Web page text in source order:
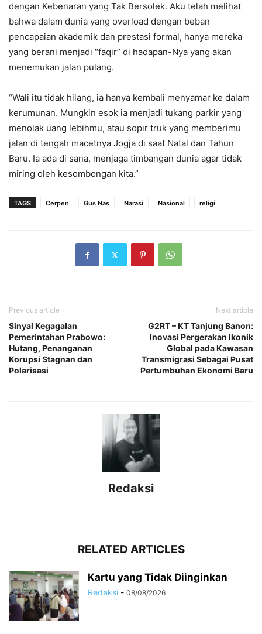
dengan Kebenaran yang Tak Bersolek. Aku telah melihat
bahwa dalam dunia yang overload dengan beban
pencapaian akademik dan prestasi formal, hanya mereka
yang berani menjadi “faqir” di hadapan-Nya yang akan
menemukan jalan pulang.
“Wali itu tidak hilang, ia hanya kembali menyamar ke dalam
kerumunan. Mungkin esok ia menjadi tukang parkir yang
menolak uang lebihmu, atau sopir truk yang memberimu
jalan di tengah macetnya Jogja di saat Natal dan Tahun
Baru. Ia ada di sana, menjaga timbangan dunia agar tidak
miring oleh kesombongan kita.”
TAGS Cerpen Gus Nas Narasi Nasional religi
Previous article
Sinyal Kegagalan
Pemerintahan Prabowo:
Hutang, Penanganan
Korupsi Stagnan dan
Polarisasi
Next article
G2RT – KT Tanjung Banon:
Inovasi Pergerakan Ikonik
Global pada Kawasan
Transmigrasi Sebagai Pusat
Pertumbuhan Ekonomi Baru
Redaksi
RELATED ARTICLES
Kartu yang Tidak Diinginkan
Redaksi - 08/08/2026